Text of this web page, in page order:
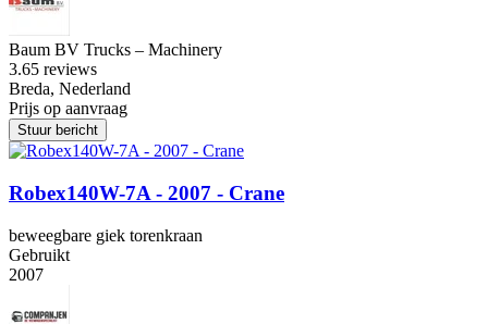
Baum BV Trucks – Machinery
3.65 reviews
Breda, Nederland
Prijs op aanvraag
Stuur bericht
Robex140W-7A - 2007 - Crane
beweegbare giek torenkraan
Gebruikt
2007